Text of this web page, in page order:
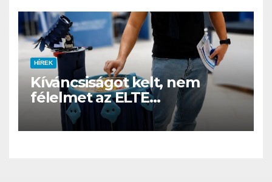
HÍREK
Kíváncsiságot kelt, nem
félelmet az ELTE
etológusainak felszolgáló
robotja